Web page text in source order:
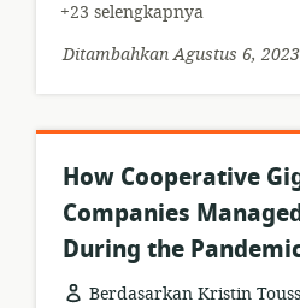
+23 selengkapnya
Ditambahkan Agustus 6, 2023
How Cooperative
Companies
During the
Berdasarkan Kristin